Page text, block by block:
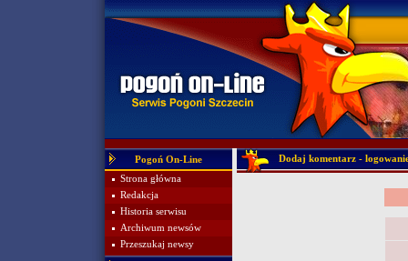
Pogoń On-Line
Strona główna
Redakcja
Historia serwisu
Archiwum newsów
Przeszukaj newsy
Dodaj komentarz -